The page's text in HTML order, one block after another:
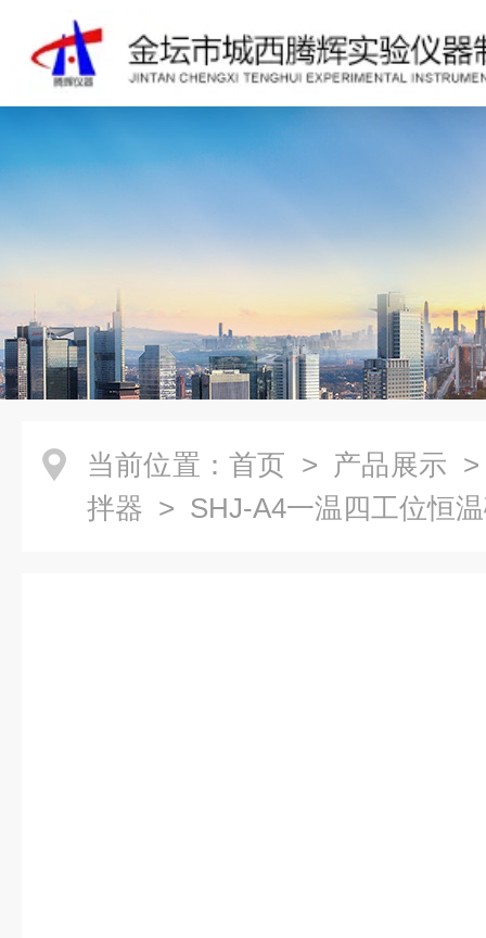
当前位置： 首页 > 产品展示
拌器 > SHJ-A4一温四工位恒